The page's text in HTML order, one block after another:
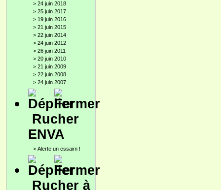
> 24 juin 2018
> 25 juin 2017
> 19 juin 2016
> 21 juin 2015
> 22 juin 2014
> 24 juin 2012
> 26 juin 2011
> 20 juin 2010
> 21 juin 2009
> 22 juin 2008
> 24 juin 2007
Rucher
ENVA
> Alerte un essaim !
Rucher à